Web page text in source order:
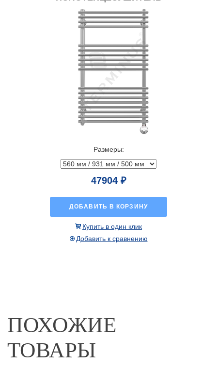
Размеры:
47904 ₽
ДОБАВИТЬ В КОРЗИНУ
Купить в один клик
Добавить к сравнению
ПОХОЖИЕ
ТОВАРЫ